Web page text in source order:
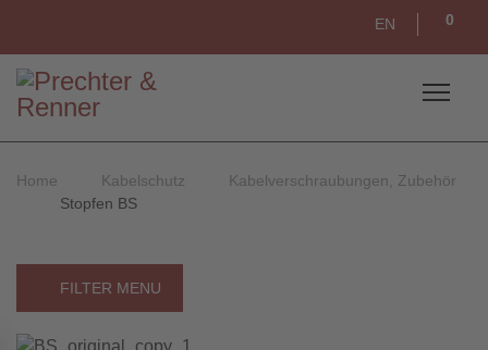
EN 0
Home Kabelschutz
Kabelverschraubungen, Zubehör
Stopfen BS
FILTER MENU